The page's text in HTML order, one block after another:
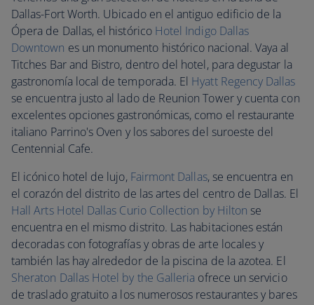
Dallas-Fort Worth. Ubicado en el antiguo edificio de la
Ópera de Dallas, el histórico Hotel Indigo Dallas
Downtown es un monumento histórico nacional. Vaya al
Titches Bar and Bistro, dentro del hotel, para degustar la
gastronomía local de temporada. El Hyatt Regency Dallas
se encuentra justo al lado de Reunion Tower y cuenta con
excelentes opciones gastronómicas, como el restaurante
italiano Parrino's Oven y los sabores del suroeste del
Centennial Cafe.
El icónico hotel de lujo, Fairmont Dallas, se encuentra en
el corazón del distrito de las artes del centro de Dallas. El
Hall Arts Hotel Dallas Curio Collection by Hilton se
encuentra en el mismo distrito. Las habitaciones están
decoradas con fotografías y obras de arte locales y
también las hay alrededor de la piscina de la azotea. El
Sheraton Dallas Hotel by the Galleria ofrece un servicio
de traslado gratuito a los numerosos restaurantes y bares